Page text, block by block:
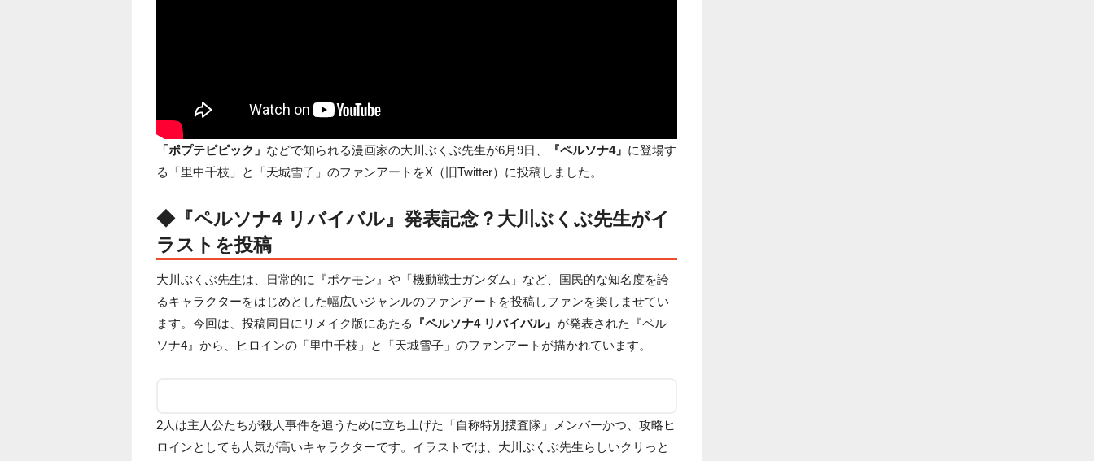
「ポプテピピック」 などで知られる漫画家の大川ぶくぶ先生が6月9日、 『ペルソナ4』 に登場す
る「里中千枝」と「天城雪子」のファンアートをX（旧Twitter）に投稿しました。
◆『ペルソナ4 リバイバル』発表記念？大川ぶくぶ先生がイ
ラストを投稿
大川ぶくぶ先生は、日常的に『ポケモン』や「機動戦士ガンダム」など、国民的な知名度を誇
るキャラクターをはじめとした幅広いジャンルのファンアートを投稿しファンを楽しませてい
ます。今回は、投稿同日にリメイク版にあたる
『ペルソナ4 リバイバル』 が発表された『ペル
ソナ4』から、ヒロインの「里中千枝」と「天城雪子」のファンアートが描かれています。
2人は主人公たちが殺人事件を追うために立ち上げた「自称特別捜査隊」メンバーかつ、攻略ヒ
ロインとしても人気が高いキャラクターです。イラストでは、大川ぶくぶ先生らしいクリっと